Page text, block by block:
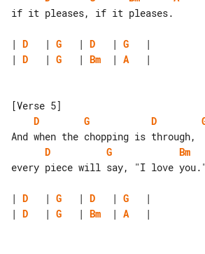
if it pleases, if it pleases.
| D
   |
G
   |
D
   |
G
| D
   |
G
   |
Bm
  |
A
   |
D
G D
D
G Bm
every piece will say, "I love you."
| D
   |
G
   |
D
   |
G
| D
   |
G
   |
Bm
  |
A
   |